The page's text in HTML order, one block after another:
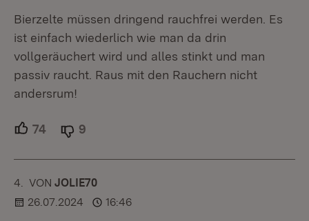
Bierzelte müssen dringend rauchfrei werden. Es
ist einfach wiederlich wie man da drin
vollgeräuchert wird und alles stinkt und man
passiv raucht. Raus mit den Rauchern nicht
andersrum!
74 Unterstützer.
9
4. KOMMENTAR
VON :JOLIE70
26.07.2024
16:46